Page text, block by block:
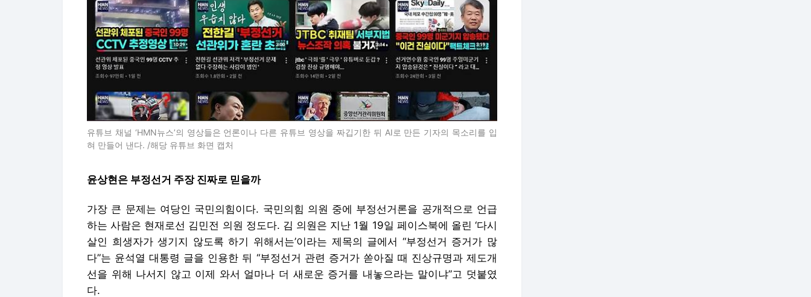
유튜브 채널 ‘HMN뉴스’의 영상들은 언론이나 다른 유튜브 영상을 짜깁기한 뒤 AI로 만든 기자의 목소리를 입
혀 만들어 낸다. /해당 유튜브 화면 캡처
윤상현은 부정선거 주장 진짜로 믿을까
가장 큰 문제는 여당인 국민의힘이다. 국민의힘 의원 중에 부정선거론을 공개적으로 언급
하는 사람은 현재로선 김민전 의원 정도다. 김 의원은 지난 1월 19일 페이스북에 올린 ‘다시
살인 희생자가 생기지 않도록 하기 위해서는’이라는 제목의 글에서 “부정선거 증거가 많
다”는 윤석열 대통령 글을 인용한 뒤 “부정선거 관련 증거가 쏟아질 때 진상규명과 제도개
선을 위해 나서지 않고 이제 와서 얼마나 더 새로운 증거를 내놓으라는 말이냐”고 덧붙였
다.